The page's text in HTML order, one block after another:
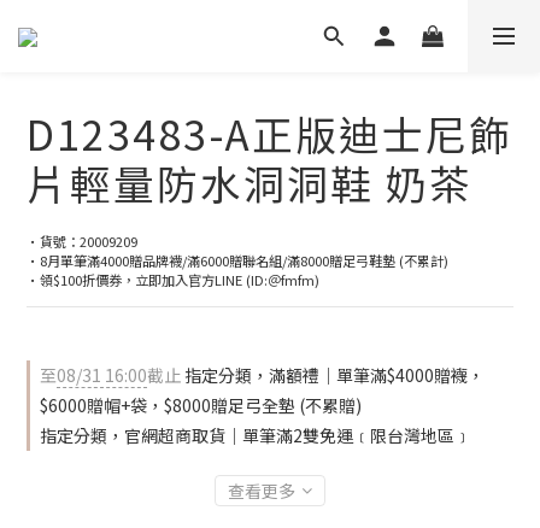
D123483-A正版迪士尼飾
片輕量防水洞洞鞋 奶茶
•貨號：20009209
•8月單筆滿4000贈品牌襪/滿6000贈聯名組/滿8000贈足弓鞋墊 (不累計)
•領$100折價券，立即加入官方LINE (ID:＠fmfm)
至08/31 16:00截止 指定分類，滿額禮｜單筆滿$4000贈襪，
$6000贈帽+袋，$8000贈足弓全墊 (不累贈)
指定分類，官網超商取貨｜單筆滿2雙免運﹝限台灣地區﹞
查看更多